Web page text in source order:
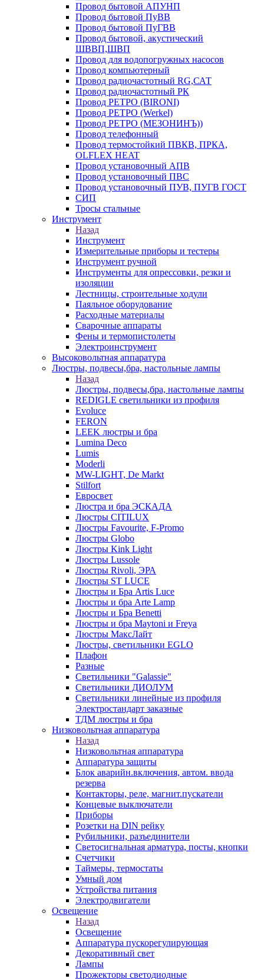
Провод бытовой АПУНП
Провод бытовой ПуВВ
Провод бытовой ПуГВВ
Провод бытовой, акустический
ШВВП,ШВП
Провод для водопогружных насосов
Провод компьютерный
Провод радиочастотный RG,САТ
Провод радиочастотный РК
Провод РЕТРО (BIRONI)
Провод РЕТРО (Werkel)
Провод РЕТРО (МЕЗОНИНЪ))
Провод телефонный
Провод термостойкий ПВКВ, ПРКА,
OLFLEX HEAT
Провод установочный АПВ
Провод установочный ПВС
Провод установочный ПУВ, ПУГВ ГОСТ
СИП
Тросы стальные
Инструмент
Назад
Инструмент
Измерительные приборы и тестеры
Инструмент ручной
Инструменты для опрессовки, резки и
изоляции
Лестницы, строительные ходули
Паяльное оборудование
Расходные материалы
Сварочные аппараты
Фены и термопистолеты
Электроинструмент
Высоковольтная аппаратура
Люстры, подвесы,бра, настольные лампы
Назад
Люстры, подвесы,бра, настольные лампы
REDIGLE светильники из профиля
Evoluce
FERON
LEEK люстры и бра
Lumina Deco
Lumis
Moderli
MW-LIGHT, De Markt
Stilfort
Евросвет
Люстра и бра ЭСКАДА
Люстры CITILUX
Люстры Favourite, F-Promo
Люстры Globo
Люстры Kink Light
Люстры Lussole
Люстры Rivoli, ЭРА
Люстры ST LUCE
Люстры и Бра Artis Luce
Люстры и бра Arte Lamp
Люстры и Бра Benetti
Люстры и бра Maytoni и Freya
Люстры МаксЛайт
Люстры, светильники EGLO
Плафон
Разные
Светильники "Galassie"
Светильники ДИОЛУМ
Светильники линейные из профиля
Электростандарт заказные
ТДМ люстры и бра
Низковольтная аппаратура
Назад
Низковольтная аппаратура
Аппаратура защиты
Блок аварийн.включения, автом. ввода
резерва
Контакторы, реле, магнит.пускатели
Концевые выключатели
Приборы
Розетки на DIN рейку
Рубильники, разъединители
Светосигнальная арматура, посты, кнопки
Счетчики
Таймеры, термостаты
Умный дом
Устройства питания
Электродвигатели
Освещение
Назад
Освещение
Аппаратура пускорегулирующая
Декоративный свет
Лампы
Прожекторы светодиодные